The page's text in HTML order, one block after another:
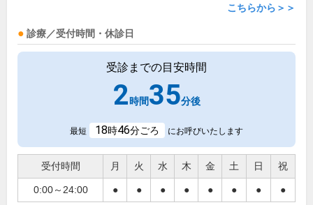
こちらから＞＞
診療／受付時間・休診日
受診までの目安時間
2時間35分後
最短 18時46分ごろ にお呼びいたします
受付時間 月 火 水 木 金 土 日 祝
0:00～24:00 ● ● ● ● ● ● ● ●